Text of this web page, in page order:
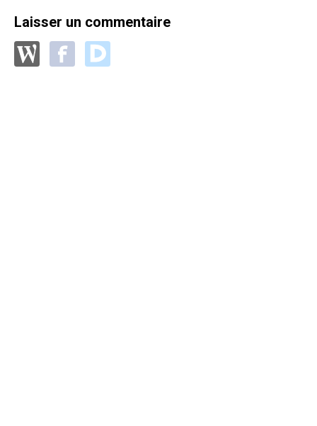
Laisser un commentaire